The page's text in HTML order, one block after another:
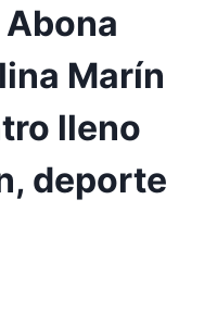
Marín
lleno
deporte